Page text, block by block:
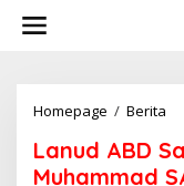
Homepage / Berita
n
u
Lanud ABD
Muhammad